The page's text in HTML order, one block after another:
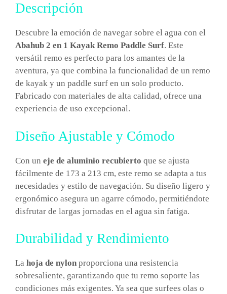
Descripción
Descubre la emoción de navegar sobre el agua con el
Abahub 2 en 1 Kayak Remo Paddle Surf. Este
versátil remo es perfecto para los amantes de la
aventura, ya que combina la funcionalidad de un remo
de kayak y un paddle surf en un solo producto.
Fabricado con materiales de alta calidad, ofrece una
experiencia de uso excepcional.
Diseño Ajustable y Cómodo
Con un eje de aluminio recubierto que se ajusta
fácilmente de 173 a 213 cm, este remo se adapta a tus
necesidades y estilo de navegación. Su diseño ligero y
ergonómico asegura un agarre cómodo, permitiéndote
disfrutar de largas jornadas en el agua sin fatiga.
Durabilidad y Rendimiento
La hoja de nylon proporciona una resistencia
sobresaliente, garantizando que tu remo soporte las
condiciones más exigentes. Ya sea que surfees olas o